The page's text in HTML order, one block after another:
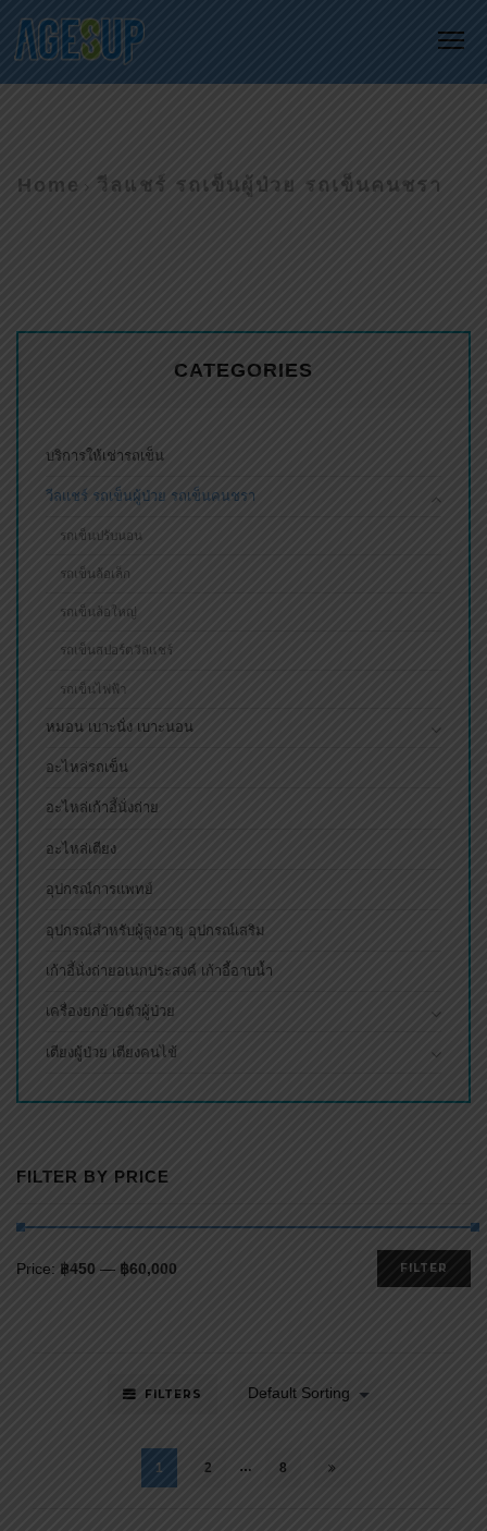
Home วีลแชร์ รถเข็นผู้ป่วย รถเข็นคนชรา
FILTERS Default Sorting
1 2 … 8
CATEGORIES
บริการให้เช่ารถเข็น
วีลแชร์ รถเข็นผู้ป่วย รถเข็นคนชรา
รถเข็นปรับนอน
รถเข็นล้อเล็ก
รถเข็นล้อใหญ่
รถเข็นสปอร์ตวีลแชร์
รถเข็นไฟฟ้า
หมอน เบาะนั่ง เบาะนอน
อะไหล่รถเข็น
อะไหล่เก้าอี้นั่งถ่าย
อะไหล่เตียง
อุปกรณ์การแพทย์
อุปกรณ์สำหรับผู้สูงอายุ อุปกรณ์เสริม
เก้าอี้นั่งถ่ายอเนกประสงค์ เก้าอี้อาบน้ำ
เครื่องยกย้ายตัวผู้ป่วย
เตียงผู้ป่วย เตียงคนไข้
FILTER BY PRICE
FILTER
Price: ฿450 — ฿60,000